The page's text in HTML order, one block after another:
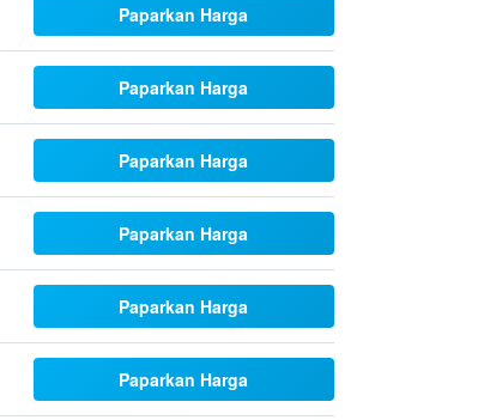
Paparkan Harga
Paparkan Harga
Paparkan Harga
Paparkan Harga
Paparkan Harga
Paparkan Harga